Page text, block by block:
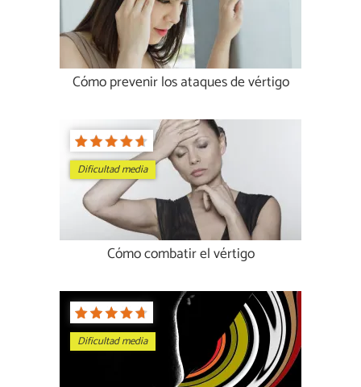
Cómo prevenir los ataques de vértigo
Dificultad media
Cómo combatir el vértigo
Dificultad media